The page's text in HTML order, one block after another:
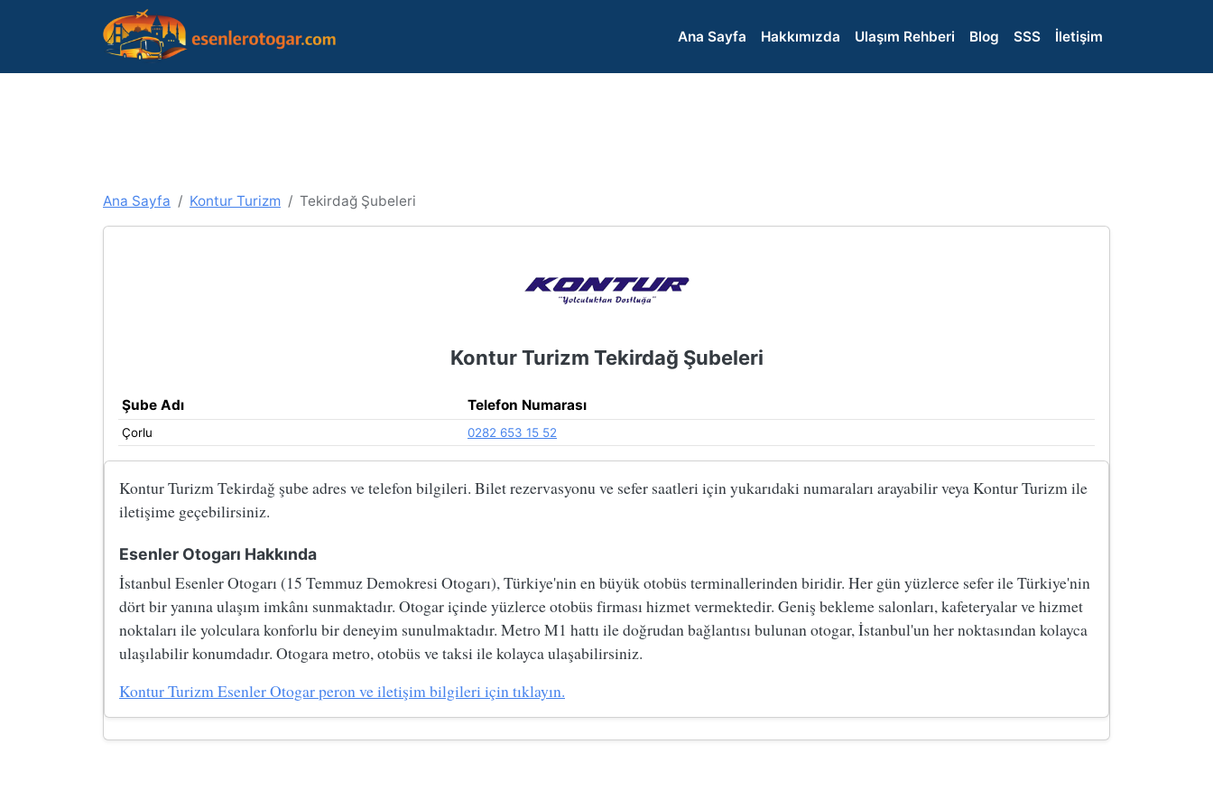
Ana Sayfa Hakkımızda Ulaşım Rehberi Blog SSS İletişim
Ana Sayfa Kontur Turizm Tekirdağ Şubeleri
Kontur Turizm Tekirdağ Şubeleri
Şube Adı Telefon Numarası
Çorlu 0282 653 15 52
Kontur Turizm Tekirdağ şube adres ve telefon bilgileri. Bilet rezervasyonu ve sefer saatleri için yukarıdaki numaraları arayabilir veya Kontur Turizm ile
iletişime geçebilirsiniz.
Esenler Otogarı Hakkında
İstanbul Esenler Otogarı (15 Temmuz Demokresi Otogarı), Türkiye'nin en büyük otobüs terminallerinden biridir. Her gün yüzlerce sefer ile Türkiye'nin
dört bir yanına ulaşım imkânı sunmaktadır. Otogar içinde yüzlerce otobüs firması hizmet vermektedir. Geniş bekleme salonları, kafeteryalar ve hizmet
noktaları ile yolculara konforlu bir deneyim sunulmaktadır. Metro M1 hattı ile doğrudan bağlantısı bulunan otogar, İstanbul'un her noktasından kolayca
ulaşılabilir konumdadır. Otogara metro, otobüs ve taksi ile kolayca ulaşabilirsiniz.
Kontur Turizm Esenler Otogar peron ve iletişim bilgileri için tıklayın.